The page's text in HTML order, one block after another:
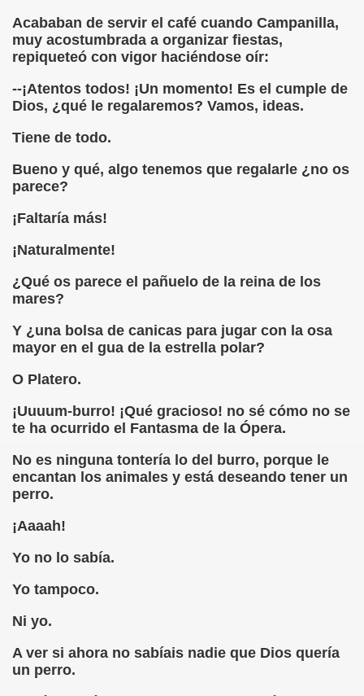
Acababan de servir el café cuando Campanilla,
muy acostumbrada a organizar fiestas,
repiqueteó con vigor haciéndose oír:
--¡Atentos todos! ¡Un momento! Es el cumple de
Dios, ¿qué le regalaremos? Vamos, ideas.
Tiene de todo.
Bueno y qué, algo tenemos que regalarle ¿no os
parece?
¡Faltaría más!
¡Naturalmente!
¿Qué os parece el pañuelo de la reina de los
mares?
Y ¿una bolsa de canicas para jugar con la osa
mayor en el gua de la estrella polar?
O Platero.
¡Uuuum-burro! ¡Qué gracioso! no sé cómo no se
te ha ocurrido el Fantasma de la Ópera.
No es ninguna tontería lo del burro, porque le
encantan los animales y está deseando tener un
perro.
¡Aaaah!
Yo no lo sabía.
Yo tampoco.
Ni yo.
A ver si ahora no sabíais nadie que Dios quería
un perro.
en Peligro de Extinción (Eutiquio Cabrerizo)
Todos (Pedro Zurita)
Borrás)
de Sor Sacramento)
Elissalde)
1ª Escuela de Ciegos Que Hubo en España (Jesús
06-09 (Pedro Zurita)
(Francisco Javier Bernal García)
(Roberto Enjuto)
Fundamento Y Sentimientos (Samuel Rodríguez
(Rogelio Muñoz Martínez)
la Luz (Alberto Gil)
(Francesc Miñana)
Suárez Santana)
latino (Pedro Zurita)